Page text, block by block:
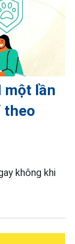
một lần
theo
không khi